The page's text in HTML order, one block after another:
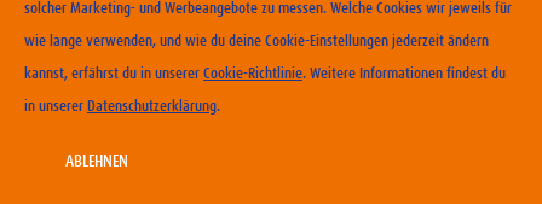
NUTZUNGSBEDINGUNGEN
DATENSCHUTZERKLÄRUNG
KARRIERE
solcher Marketing- und Werbeangebote zu messen. Welche Cookies wir jeweils für
wie lange verwenden, und wie du deine Cookie-Einstellungen jederzeit ändern
kannst, erfährst du in unserer Cookie-Richtlinie. Weitere Informationen findest du
in unserer Datenschutzerklärung.
ABLEHNEN